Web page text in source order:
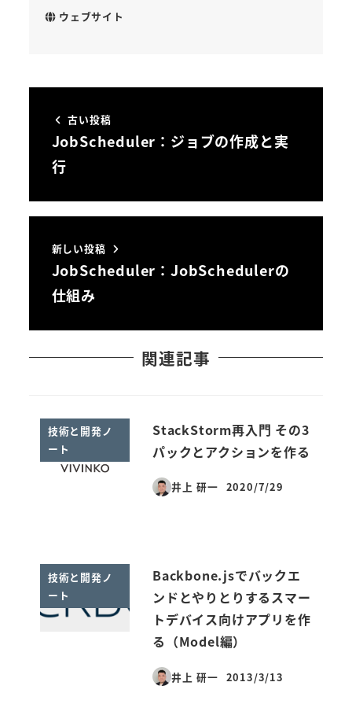
ウェブサイト
古い投稿
JobScheduler：ジョブの作成と実
行
新しい投稿
JobScheduler：JobSchedulerの
仕組み
関連記事
技術と開発ノ
ート
StackStorm再入門 その3
パックとアクションを作る
井上 研一
投稿日
2020/7/29
技術と開発ノ
ート
Backbone.jsでバックエ
ンドとやりとりするスマー
トデバイス向けアプリを作
る（Model編）
井上 研一
投稿日
2013/3/13